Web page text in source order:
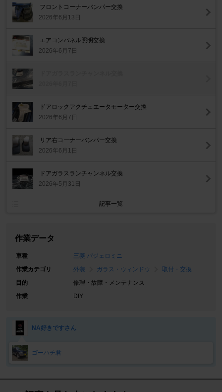
フロントコーナーバンパー交換
2026年6月13日
エアコンパネル照明交換
2026年6月7日
ドアロックアクチュエータモーター交換
2026年6月7日
リア右コーナーバンパー交換
2026年6月1日
ドアガラスランチャンネル交換
2026年5月31日
記事一覧
作業データ
車種
三菱 パジェロミニ
作業カテゴリ
外装 ガラス・ウィンドウ
取付・交換
目的
修理・故障・メンテナンス
作業
DIY
NA好きですさん
ゴーハチ君